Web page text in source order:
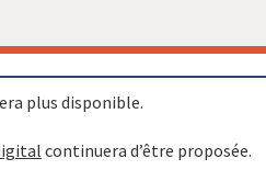
plus disponible.
continuera d’être proposée.